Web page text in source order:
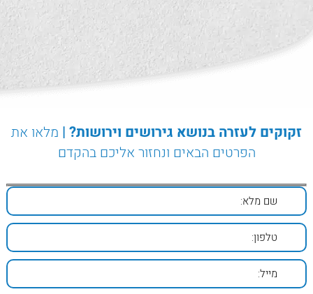
זקוקים לעזרה בנושא גירושים וירושות? | מלאו את
הפרטים הבאים ונחזור אליכם בהקדם